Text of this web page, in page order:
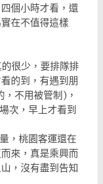
個小時才看，還
在不值得這樣
很少，要排隊排
的到，有遇到朋
不用被管制)，
次，早上才看到
，桃園客運還在
來，真是乘興而
，沒有盡到告知